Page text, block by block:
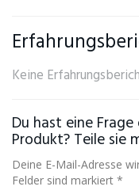
Keine
Du hast eine
Produkt? Teile sie
Deine E-Mail-Adresse
Felder sind markiert *